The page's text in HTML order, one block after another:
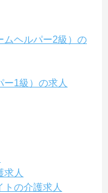
ムヘルパー2級）の
1級）の求人
求人
の介護求人